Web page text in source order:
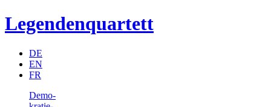
Legendenquartett
DE
EN
FR
Demo-